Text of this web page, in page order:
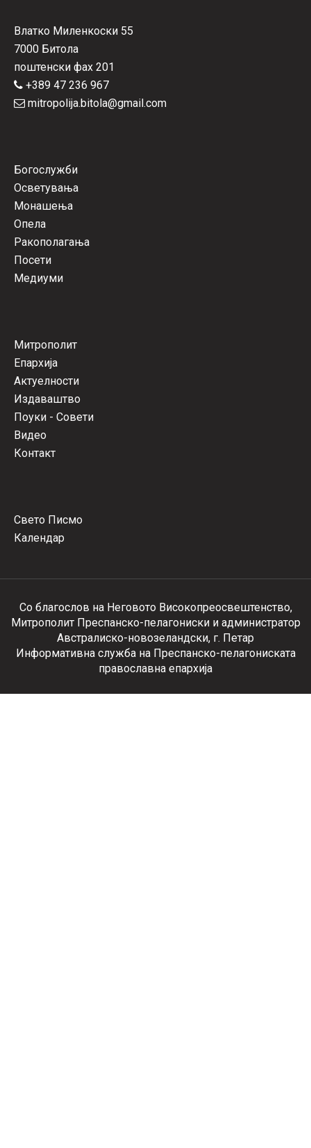
Влатко Миленкоски 55
7000 Битола
поштенски фах 201
+389 47 236 967
mitropolija.bitola@gmail.com
Богослужби
Осветувања
Монашења
Опела
Ракополагања
Посети
Медиуми
Митрополит
Епархија
Актуелности
Издаваштво
Поуки - Совети
Видео
Контакт
Свето Писмо
Календар
Со благослов на Неговото Високопреосвештенство,
Митрополит Преспанско-пелагониски и администратор
Австралиско-новозеландски, г. Петар
Информативна служба на Преспанско-пелагониската
православна епархија